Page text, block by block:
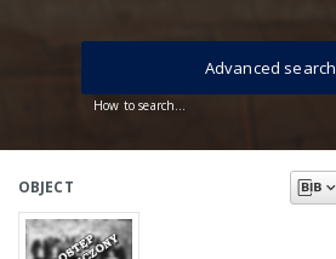
How to search...
Advanced search
OBJECT